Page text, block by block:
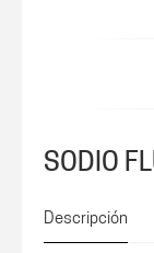
SODIO
Descripción